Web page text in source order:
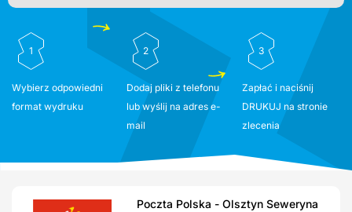
1
Wybierz odpowiedni
format wydruku
2
Dodaj pliki z telefonu
lub wyślij na adres e-
mail
3
Zapłać i naciśnij
DRUKUJ na stronie
zlecenia
Poczta Polska - Olsztyn Seweryna